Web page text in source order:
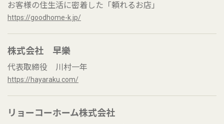
お客様の住生活に密着した「頼れるお店」
https://goodhome-k.jp/
株式会社 早樂
代表取締役 川村一年
https://hayaraku.com/
リョーコーホーム株式会社